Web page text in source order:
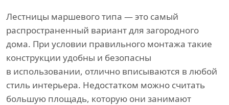
Лестницы маршевого типа — это самый
распространенный вариант для загородного
дома. При условии правильного монтажа такие
конструкции удобны и безопасны
в использовании, отлично вписываются в любой
стиль интерьера. Недостатком можно считать
большую площадь, которую они занимают